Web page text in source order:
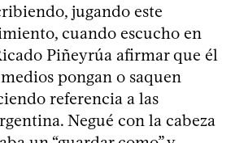
jugando este
cuando escucho en
Piñeyrúa afirmar que él
pongan o saquen
referencia a las
Negué con la cabeza